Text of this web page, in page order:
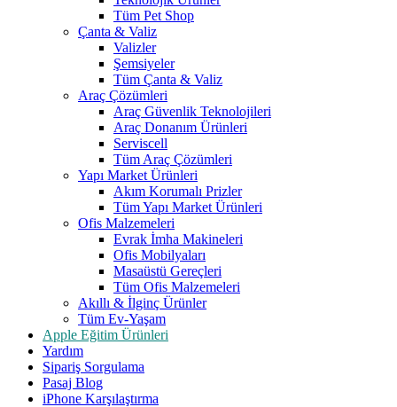
Tüm Pet Shop
Çanta & Valiz
Valizler
Şemsiyeler
Tüm Çanta & Valiz
Araç Çözümleri
Araç Güvenlik Teknolojileri
Araç Donanım Ürünleri
Serviscell
Tüm Araç Çözümleri
Yapı Market Ürünleri
Akım Korumalı Prizler
Tüm Yapı Market Ürünleri
Ofis Malzemeleri
Evrak İmha Makineleri
Ofis Mobilyaları
Masaüstü Gereçleri
Tüm Ofis Malzemeleri
Akıllı & İlginç Ürünler
Tüm Ev-Yaşam
Apple Eğitim Ürünleri
Yardım
Sipariş Sorgulama
Pasaj Blog
iPhone Karşılaştırma